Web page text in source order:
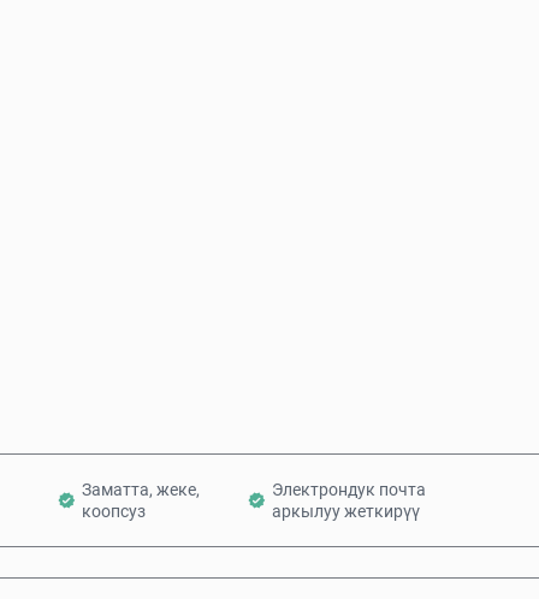
Заматта, жеке,
коопсуз
Электрондук почта
аркылуу жеткирүү